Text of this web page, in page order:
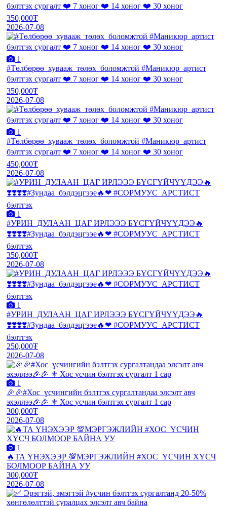
бэлтгэх сургалт ❤️ 7 хоног ❤️ 14 хоног ❤️ 30 хоног
350,000₮
2026-07-08
1
#Төлбөрөө_хувааж_төлөх_боломжтой #Маникюр_артист
бэлтгэх сургалт ❤️ 7 хоног ❤️ 14 хоног ❤️ 30 хоног
350,000₮
2026-07-08
1
#Төлбөрөө_хувааж_төлөх_боломжтой #Маникюр_артист
бэлтгэх сургалт ❤️ 7 хоног ❤️ 14 хоног ❤️ 30 хоног
450,000₮
2026-07-08
1
#УРИН_ДУЛААН_ЦАГ ИРЛЭЭЭ БҮСГҮЙЧҮҮДЭЭ🔥
❣️❣️❣️❣️#Зундаа_бэлдэцгээе🔥❤ #СОРМУУС_АРСТИСТ
бэлтгэх
350,000₮
2026-07-08
1
#УРИН_ДУЛААН_ЦАГ ИРЛЭЭЭ БҮСГҮЙЧҮҮДЭЭ🔥
❣️❣️❣️❣️#Зундаа_бэлдэцгээе🔥❤ #СОРМУУС_АРСТИСТ
бэлтгэх
250,000₮
2026-07-08
1
🎉🎉#Хос_үсчингийн бэлтгэх сургалтандаа элсэлт авч
эхэллээ🎉🎉 ⚜️ Хос үсчин бэлтгэх сургалт 1 сар
300,000₮
2026-07-08
1
🔥ТА ҮНЭХЭЭР 💯МЭРГЭЖЛИЙН #ХОС_ҮСЧИН ХҮСЧ
БОЛМООР БАЙНА УУ
300,000₮
2026-07-08